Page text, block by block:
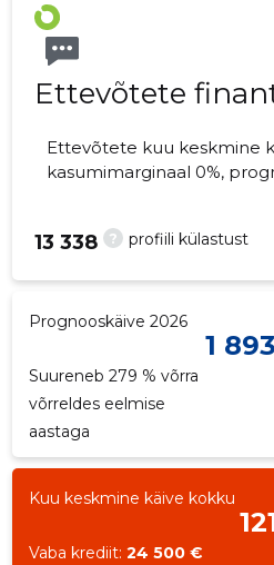
Ettevõtete
Ettevõtete kuu keskmine käive
kasumimarginaal 0%,
? profiili külastust
13 338
Prognooskäive 2026
1
Suureneb 279 % võrra
võrreldes eelmise
aastaga
Kuu keskmine käive kokku
Vaba krediit:24 500 €